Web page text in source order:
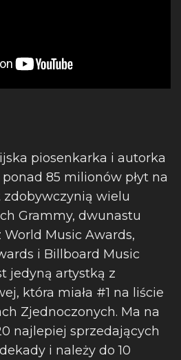
piosenkarka i autorka
ponad 85 milionów płyt na
zdobywczynią wielu
Grammy, dwunastu
Music Awards,
i Billboard Music
jedyną artystką z
która miała #1 na liście
Zjednoczonych. Ma na
najlepiej sprzedających
i należy do 10